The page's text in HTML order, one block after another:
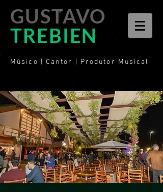
GUSTAVO
TREBIEN
Músico | Cantor | Produtor Musical